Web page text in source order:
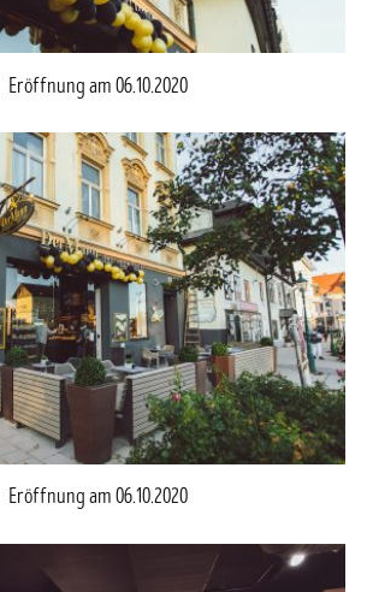
Eröffnung am 06.10.2020
Eröffnung am 06.10.2020